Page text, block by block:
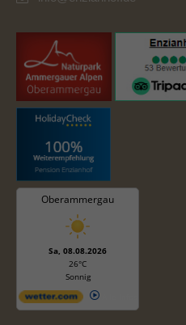
Oberammergau
Sa, 08.08.2026
26°C
Sonnig
Alle Infos